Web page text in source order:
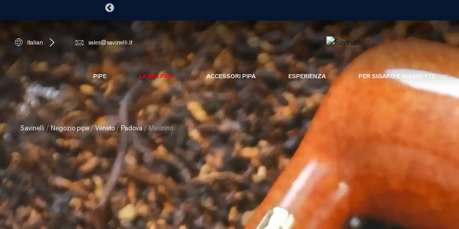
Italian sales@savinelli.it
PIPE LA MIA PIPA ACCESSORI PIPA ESPERIENZA PER SIGARO E SIGARETTE
Savinelli / Negozio pipe/Veneto/Padova/Mestrino